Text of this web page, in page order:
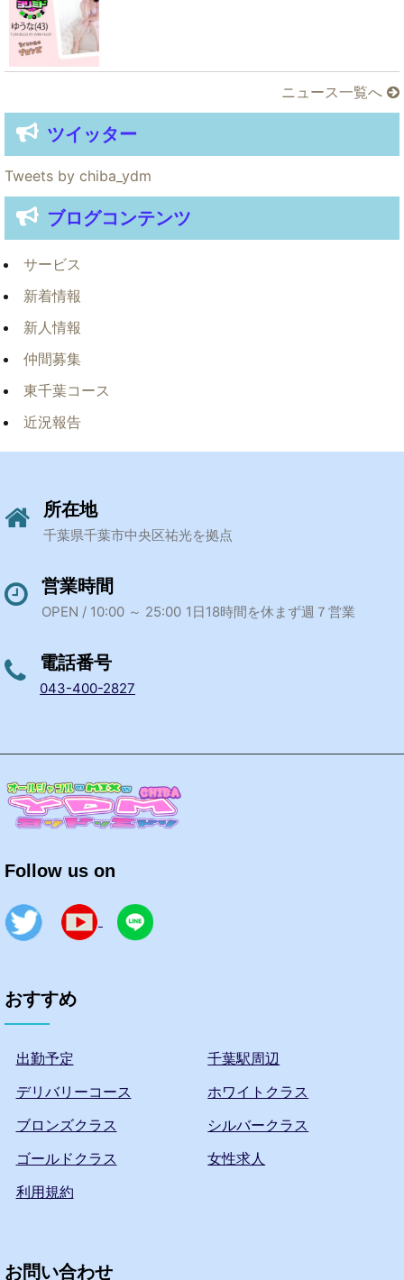
ニュース一覧へ
ツイッター
Tweets by chiba_ydm
ブログコンテンツ
サービス
新着情報
新人情報
仲間募集
東千葉コース
近況報告
所在地
千葉県千葉市中央区祐光を拠点
営業時間
OPEN / 10:00 ～ 25:00 1日18時間を休まず週７営業
電話番号
043-400-2827
Follow us on
おすすめ
出勤予定
千葉駅周辺
デリバリーコース
ホワイトクラス
ブロンズクラス
シルバークラス
ゴールドクラス
女性求人
利用規約
お問い合わせ